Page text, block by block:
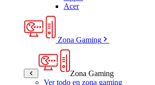
Acer
Zona Gaming
Zona Gaming
Ver todo en zona gaming